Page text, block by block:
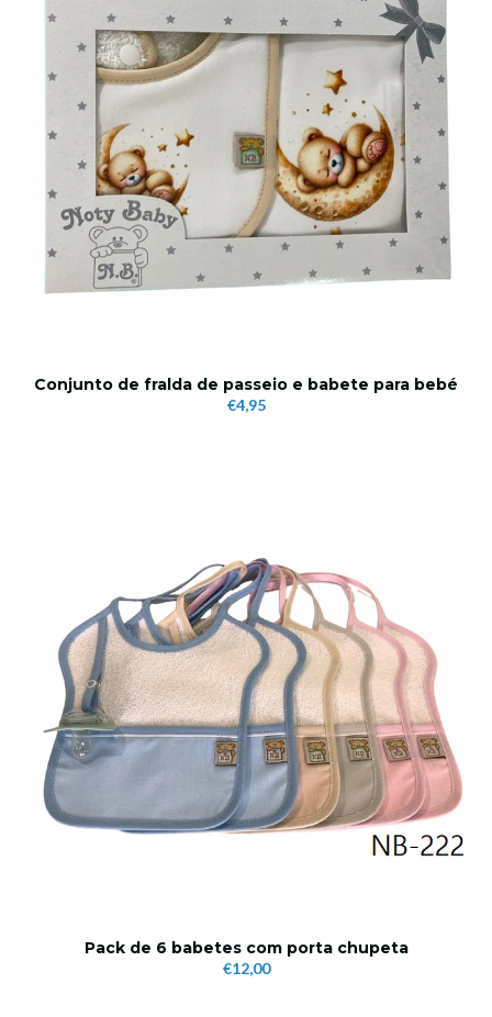
Conjunto de fralda de passeio e babete para bebé
€4,95
Pack de 6 babetes com porta chupeta
€12,00